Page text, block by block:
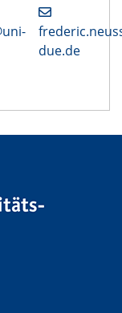
due.de